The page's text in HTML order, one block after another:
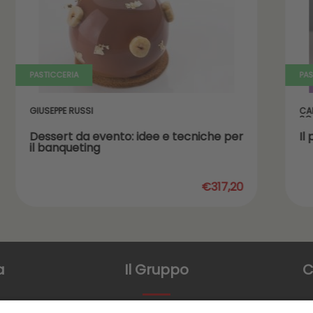
PASTICCERIA
GIUSEPPE RUSSI
Dessert da evento: idee e tecniche per
il banqueting
€317,20
Il
Il Gruppo